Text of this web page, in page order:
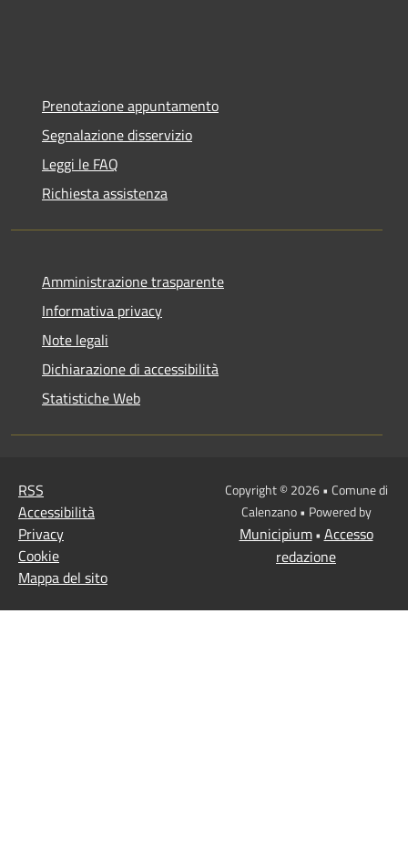
Prenotazione appuntamento
Segnalazione disservizio
Leggi le FAQ
Richiesta assistenza
Amministrazione trasparente
Informativa privacy
Note legali
Dichiarazione di accessibilità
Statistiche Web
RSS
Accessibilità
Privacy
Cookie
Mappa del sito
Copyright © 2026 • Comune di
Calenzano • Powered by
Municipium• Accesso
redazione